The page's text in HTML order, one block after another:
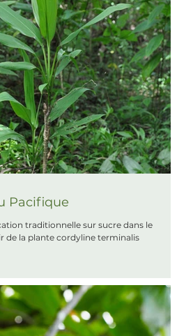
Pacifique
traditionnelle sur sucre dans le
de la plante cordyline terminalis